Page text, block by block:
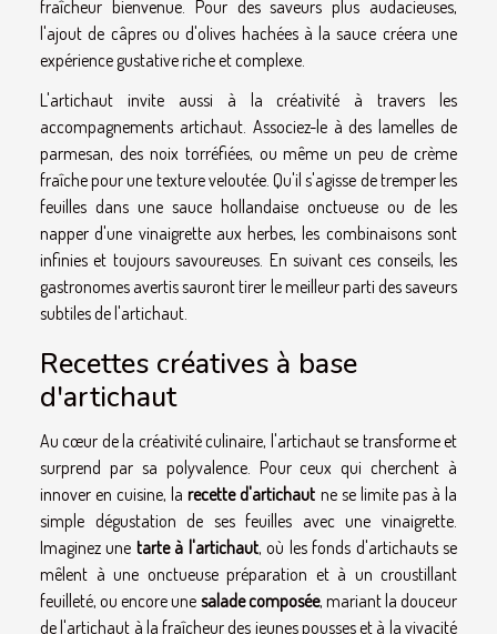
fraîcheur bienvenue. Pour des saveurs plus audacieuses,
l'ajout de câpres ou d'olives hachées à la sauce créera une
expérience gustative riche et complexe.
L'artichaut invite aussi à la créativité à travers les
accompagnements artichaut. Associez-le à des lamelles de
parmesan, des noix torréfiées, ou même un peu de crème
fraîche pour une texture veloutée. Qu'il s'agisse de tremper les
feuilles dans une sauce hollandaise onctueuse ou de les
napper d'une vinaigrette aux herbes, les combinaisons sont
infinies et toujours savoureuses. En suivant ces conseils, les
gastronomes avertis sauront tirer le meilleur parti des saveurs
subtiles de l'artichaut.
Recettes créatives à base
d'artichaut
Au cœur de la créativité culinaire, l'artichaut se transforme et
surprend par sa polyvalence. Pour ceux qui cherchent à
innover en cuisine, larecette d'artichaut ne se limite pas à la
simple dégustation de ses feuilles avec une vinaigrette.
Imaginez une tarte à l'artichaut, où les fonds d'artichauts se
mêlent à une onctueuse préparation et à un croustillant
feuilleté, ou encore une salade composée, mariant la douceur
de l'artichaut à la fraîcheur des jeunes pousses et à la vivacité